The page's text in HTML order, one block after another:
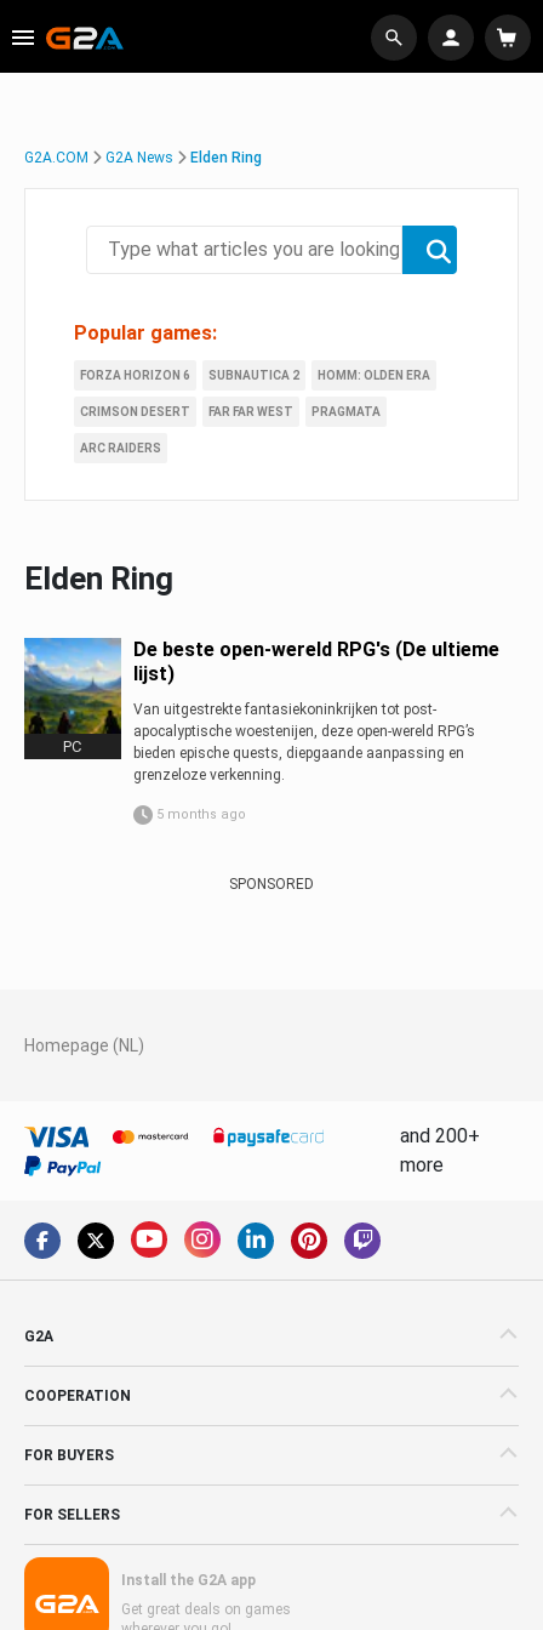
G2A.COM G2A News Elden Ring
Popular games:
FORZA HORIZON 6 SUBNAUTICA 2 HOMM: OLDEN ERA
CRIMSON DESERT FAR FAR WEST PRAGMATA
ARC RAIDERS
Elden Ring
PC
De beste open-wereld RPG's (De ultieme
lijst)
Van uitgestrekte fantasiekoninkrijken tot post-
apocalyptische woestenijen, deze open-wereld RPG’s
bieden epische quests, diepgaande aanpassing en
grenzeloze verkenning.
5 months ago
SPONSORED
Homepage (NL)
and 200+
more
G2A
COOPERATION
FOR BUYERS
FOR SELLERS
Install the G2A app
Get great deals on games